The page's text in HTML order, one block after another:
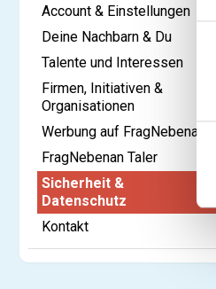
l
g
g
Account & Einstellungen
Deine Nachbarn & Du
Talente und Interessen
Firmen, Initiativen &
Organisationen
Werbung auf FragNebenan
FragNebenan Taler
Sicherheit &
Datenschutz
Kontakt